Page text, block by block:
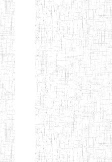
GAROUA
ENIEG DE
PITOA
ENIEG DE
TCHOLLIRE
ENIEG DE POLI
ENIEG DE
GUIDER